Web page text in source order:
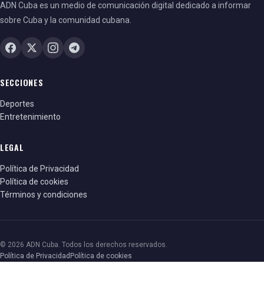
ADN Cuba es un medio de comunicación digital dedicado a informar
sobre Cuba y la comunidad cubana.
SECCIONES
Deportes
Entretenimiento
LEGAL
Política de Privacidad
Política de cookies
Términos y condiciones
© 2026 ADN Cuba. Todos los derechos reservados.
Política de Privacidad Política de cookies